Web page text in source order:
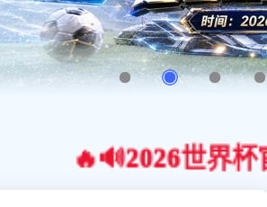
🔥🔊2026世界杯官网